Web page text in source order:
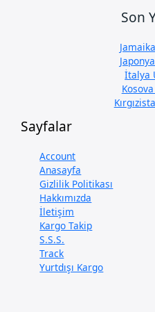
Son
İtalya
Sayfalar
Account
Anasayfa
Gizlilik Politikası
Hakkımızda
İletişim
Kargo Takip
S.S.S.
Track
Yurtdışı Kargo